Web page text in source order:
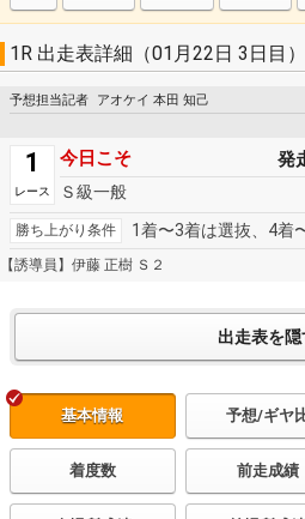
1R 出走表詳細（01月22日 3日目）
予想担当記者
アオケイ 本田 知己
1
レース
今日こそ 発
Ｓ級一般
勝ち上がり条件 1着〜3着は選抜、4着
【誘導員】伊藤 正樹 Ｓ２
基本情報 予想/ギヤ
着度数 前走成績